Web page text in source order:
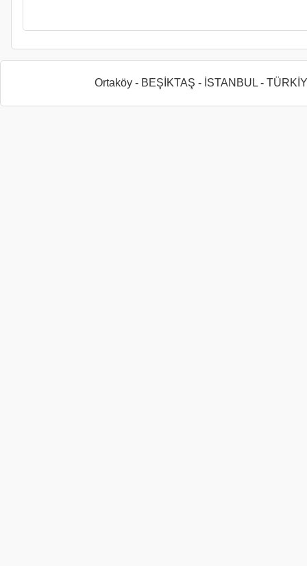
Ortaköy - BEŞİKTAŞ - İSTANBUL -